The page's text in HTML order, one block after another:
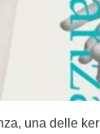
, una delle